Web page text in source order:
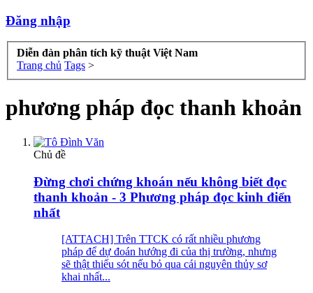
Đăng nhập
Diễn đàn phân tích kỹ thuật Việt Nam
Trang chủ Tags >
phương pháp đọc thanh khoản
Chủ đề
Đừng chơi chứng khoán nếu không biết đọc
thanh khoản - 3 Phương pháp đọc kinh điển
nhất
[ATTACH] Trên TTCK có rất nhiều phương
pháp để dự đoán hướng đi của thị trường, nhưng
sẽ thật thiếu sót nếu bỏ qua cái nguyên thủy sơ
khai nhất...